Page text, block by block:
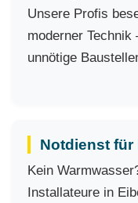
Unsere Profis
moderner
unnötige
Notdienst für
Kein
Installateure in